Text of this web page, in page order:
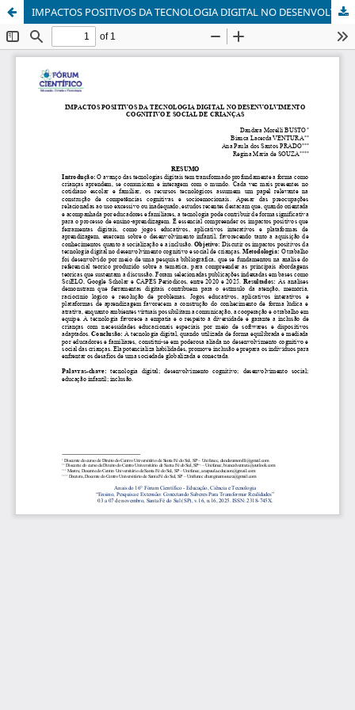
IMPACTOS POSITIVOS DA TECNOLOGIA DIGITAL NO DESENVOLVIMENTO COGNITIVO E SOCIAL DE CRIANÇAS